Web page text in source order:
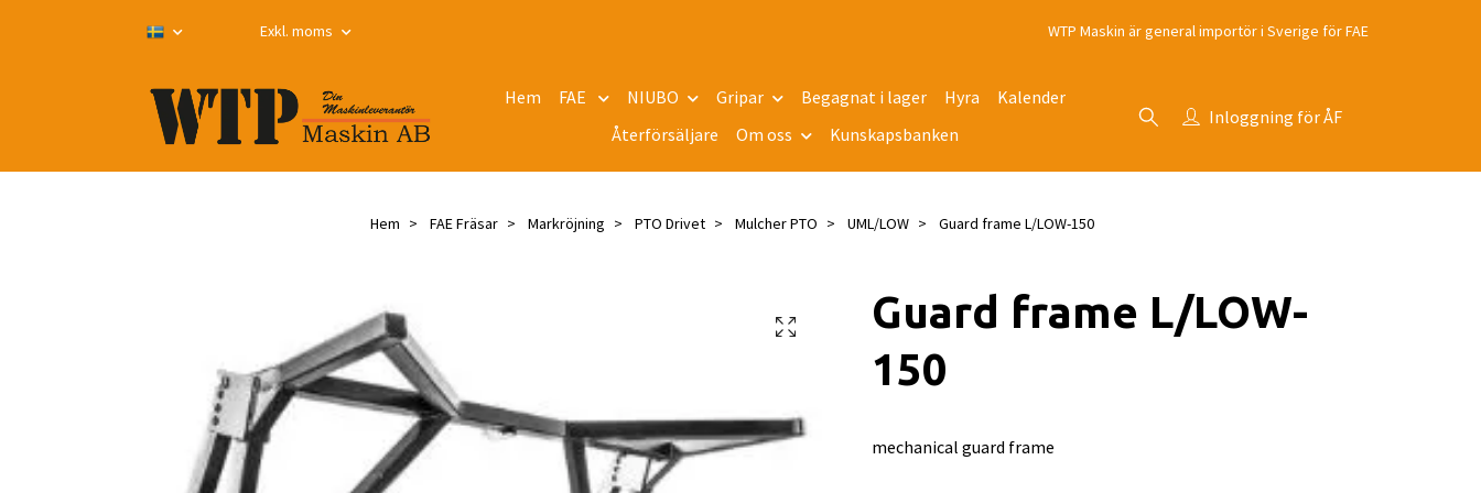
Exkl. moms WTP Maskin är general importör i Sverige för FAE
Hem FAE NIUBO Gripar Begagnat i lager Hyra
Kalender
Återförsäljare
Om oss Kunskapsbanken
Inloggning för ÅF
Hem FAE Fräsar Markröjning PTO Drivet Mulcher PTO UML/LOW Guard frame L/LOW-150
Guard frame L/LOW-
150
mechanical guard frame